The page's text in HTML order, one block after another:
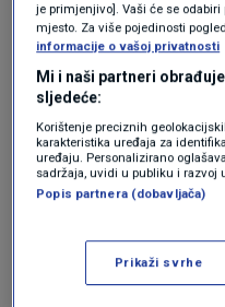
N1 pratite putem
zaAndroid|iPhone/
mrežaTwitter|
KRAVLJI SIR OPOZIV
je primjenjivo]. Vaši će se
mjesto. Za više pojedinosti
informacije o vašoj privatnosti
Mi i naši partneri
sljedeće:
Korištenje preciznih
karakteristika uređaja za
uređaju. Personalizirano
sadržaja, uvidi u publiku i razvoj
Popis partnera (dobavljača)
Prikaži svrhe